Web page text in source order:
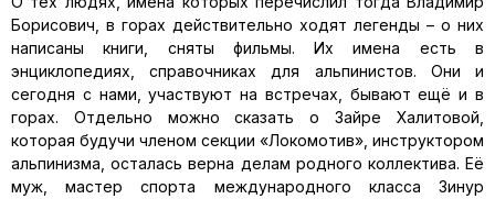
Борисович, в горах действительно ходят легенды – о них
написаны книги, сняты фильмы. Их имена есть в
энциклопедиях, справочниках для альпинистов. Они и
сегодня с нами, участвуют на встречах, бывают ещё и в
горах. Отдельно можно сказать о Зайре Халитовой,
которая будучи членом секции «Локомотив», инструктором
альпинизма, осталась верна делам родного коллектива. Её
муж, мастер спорта международного класса Зинур